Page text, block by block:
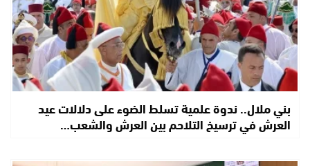
بني ملال.. ندوة علمية تسلط الضوء على دلالات عيد
العرش في ترسيخ التلاحم بين العرش والشعب…